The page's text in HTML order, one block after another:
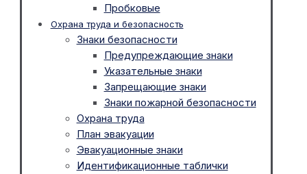
Пробковые
Охрана труда и безопасность
Знаки безопасности
Предупреждающие знаки
Указательные знаки
Запрещающие знаки
Знаки пожарной безопасности
Охрана труда
План эвакуации
Эвакуационные знаки
Идентификационные таблички